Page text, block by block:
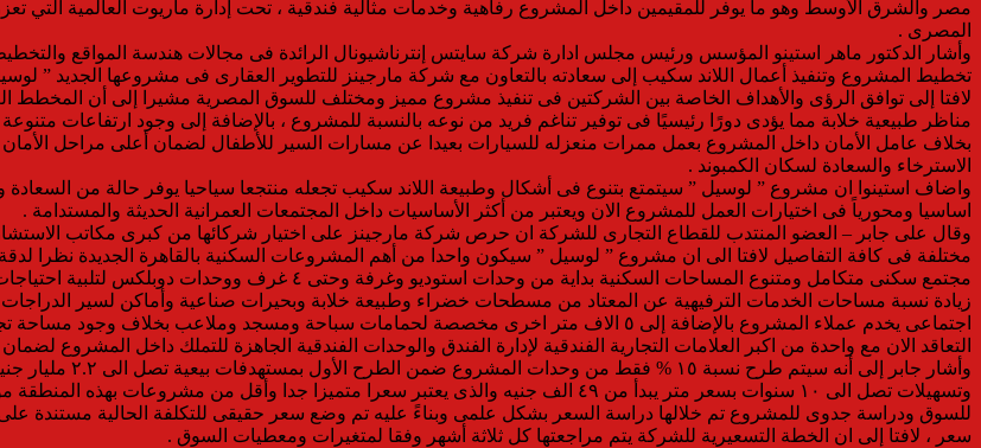
مصر والشرق الأوسط وهو ما يوفر للمقيمين داخل المشروع رفاهية وخدمات مثالية فندقية ، تحت إدارة ماريوت العالمية
المصرى .
وأشار الدكتور ماهر استينو المؤسس ورئيس مجلس ادارة شركة سايتس إنترناشيونال الرائدة فى مجالات هندسة المواقع
تخطيط المشروع وتنفيذ أعمال اللاند سكيب إلى سعادته بالتعاون مع شركة مارجينز للتطوير العقارى فى مشروعها الجديد ”
لافتا إلى توافق الرؤى والأهداف الخاصة بين الشركتين فى تنفيذ مشروع مميز ومختلف للسوق المصرية مشيرا إلى أن
مناظر طبيعية خلابة مما يؤدى دورًا رئيسيًا فى توفير تناغم فريد من نوعه بالنسبة للمشروع ، بالإضافة إلى وجود ارتفاعات
بخلاف عامل الأمان داخل المشروع بعمل ممرات منعزله للسيارات بعيدا عن مسارات السير للأطفال لضمان أعلى مراحل الأمان
الاسترخاء والسعادة لسكان الكمبوند .
واضاف استينوا ان مشروع ” لوسيل ” سيتمتع بتنوع فى أشكال وطبيعة اللاند سكيب تجعله منتجعا سياحيا يوفر حالة من السعادة
اساسيا ومحورياً فى اختيارات العمل للمشروع الان ويعتبر من أكثر الأساسيات داخل المجتمعات العمرانية الحديثة والمستدامة .
وقال على جابر – العضو المنتدب للقطاع التجارى للشركة ان حرص شركة مارجينز على اختيار شركائها من كبرى مكاتب
مختلفة فى كافة التفاصيل لافتا الى ان مشروع ” لوسيل ” سيكون واحدا من أهم المشروعات السكنية بالقاهرة الجديدة نظرا
مجتمع سكنى متكامل ومتنوع المساحات السكنية بداية من وحدات
اجتماعى يخدم عملاء المشروع بالإضافة إلى ٥ الاف متر اخرى مخصصة لحمامات سباحة ومسجد
التعاقد الان مع واحدة من اكبر العلامات التجارية الفندقية لإدارة الفندق والوحدات الفندقية الجاهزة للتملك داخل المشروع
وتسهيلات تصل الى ١٠ سنوات بسعر متر يبدأ من ٤٩ الف جنيه والذى يعتبر سعرا متميزا جدا وأقل
للسوق ودراسة جدوى للمشروع تم خلالها دراسة السعر بشكل علمى وبناءً عليه تم وضع سعر حقيقى للتكلفة الحالية مستندة
سعر ، لافتا إلى ان الخطة التسعيرية للشركة يتم مراجعتها كل ثلاثة أشهر وفقا لمتغيرات ومعطيات السوق .